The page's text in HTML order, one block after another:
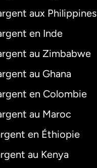
aux Philippines
en Inde
au Zimbabwe
au Ghana
en Colombie
au Maroc
en Éthiopie
au Kenya